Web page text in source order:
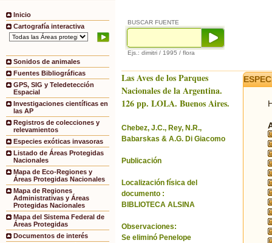
Inicio
Cartografía interactiva
Sonidos de animales
Fuentes Bibliográficas
GPS, SIG y Teledetección
Espacial
Investigaciones científicas en
las AP
Registros de colecciones y
relevamientos
Especies exóticas invasoras
Listado de Áreas Protegidas
Nacionales
Mapa de Eco-Regiones y
Áreas Protegidas Nacionales
Mapa de Regiones
Administrativas y Áreas
Protegidas Nacionales
Mapa del Sistema Federal de
Áreas Protegidas
Documentos de interés
BUSCAR FUENTE
Ejs.: dimitri / 1995 / flora
Las Aves de los Parques
Nacionales de la Argentina.
126 pp. LOLA. Buenos Aires.
Chebez, J.C., Rey, N.R.,
Babarskas & A.G. Di Giacomo
Publicación
Localización física del
documento :
BIBLIOTECA ALSINA
Observaciones:
Se eliminó Penelope